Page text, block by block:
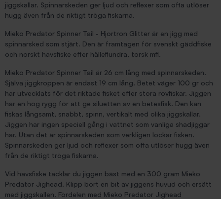
jiggskallar. Spinnarskeden ger ljud och reflexer som ofta utlöser
hugg även från de riktigt tröga fiskarna.
Mieko Predator Spinner Tail - Hjortron Glitter är en jigg med
spinnarsked som stjärt. Den är framtagen för svenskt gäddfiske
och norskt havsfiske efter hälleflundra, torsk mfl.
Mieko Predator Spinner Tail är 26 cm lång med spinnarskeden.
Själva jiggkroppen är endast 19 cm lång. Betet väger 100 gr och
har utvecklats för det riktade fisket efter stora rovfiskar. Jiggen
har en hög rygg för att ge siluetten av en betesfisk. Den kan
fiskas långsamt, snabbt, spinn, vertikalt med olika jiggskallar.
Jiggen har ingen speciell gång i vattnet som vanliga shadjiggar
har. Utan det är spinnarskeden som verkligen lockar fisken.
Spinnarskeden ger ljud och reflexer som ofta utlöser hugg även
från de riktigt tröga fiskarna.
Vid havsfiske tacklar du jiggen bäst med en 300 gram Mieko
Predator Jighead. Klipp bort en bit av jiggens huvud och ersätt
med jiggskallen. Fördelen med Mieko Predator Jighead